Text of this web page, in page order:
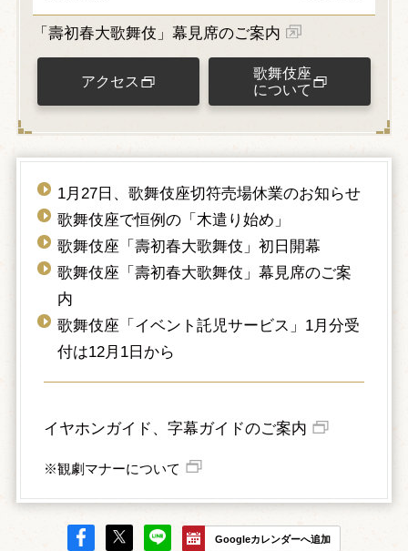
「壽初春大歌舞伎」幕見席のご案内
アクセス
歌舞伎座
について
1月27日、歌舞伎座切符売場休業のお知らせ
歌舞伎座で恒例の「木遣り始め」
歌舞伎座「壽初春大歌舞伎」初日開幕
歌舞伎座「壽初春大歌舞伎」幕見席のご案
内
歌舞伎座「イベント託児サービス」1月分受
付は12月1日から
イヤホンガイド、字幕ガイドのご案内
※観劇マナーについて
Googleカレンダーへ追加